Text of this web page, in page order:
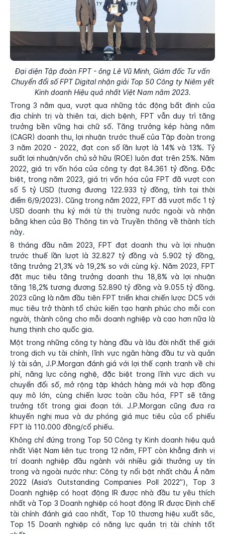
Đại diện Tập đoàn FPT - ông Lê Vũ Minh, Giám đốc Tư vấn
Chuyển đổi số FPT Digital nhận giải Top 50 Công ty Niêm yết
Kinh doanh Hiệu quả nhất Việt Nam năm 2023.
Trong 3 năm qua, vượt qua những tác động bất định của
địa chính trị và thiên tai, dịch bệnh, FPT vẫn duy trì tăng
trưởng bền vững hai chữ số. Tăng trưởng kép hàng năm
(CAGR) doanh thu, lợi nhuận trước thuế của Tập đoàn trong
3 năm 2020 - 2022, đạt con số lần lượt là 14% và 13%. Tỷ
suất lợi nhuận/vốn chủ sở hữu (ROE) luôn đạt trên 25%. Năm
2022, giá trị vốn hóa của công ty đạt 84.361 tỷ đồng. Đặc
biệt, trong năm 2023, giá trị vốn hóa của FPT đã vượt con
số 5 tỷ USD (tương đương 122.933 tỷ đồng, tính tại thời
điểm 6/9/2023). Cũng trong năm 2022, FPT đã vượt mốc 1 tỷ
USD doanh thu ký mới từ thị trường nước ngoài và nhận
bằng khen của Bộ Thông tin và Truyền thông về thành tích
này.
8 tháng đầu năm 2023, FPT đạt doanh thu và lợi nhuận
trước thuế lần lượt là 32.827 tỷ đồng và 5.902 tỷ đồng,
tăng trưởng 21,3% và 19,2% so với cùng kỳ. Năm 2023, FPT
đặt mục tiêu tăng trưởng doanh thu 18,8% và lợi nhuận
tăng 18,2% tương đương 52.890 tỷ đồng và 9.055 tỷ đồng.
2023 cũng là năm đầu tiên FPT triển khai chiến lược DC5 với
mục tiêu trở thành tổ chức kiến tạo hạnh phúc cho mỗi con
người, thành công cho mỗi doanh nghiệp và cao hơn nữa là
hưng thịnh cho quốc gia.
Một trong những công ty hàng đầu và lâu đời nhất thế giới
trong dịch vụ tài chính, lĩnh vực ngân hàng đầu tư và quản
lý tài sản, J.P.Morgan đánh giá với lợi thế cạnh tranh về chi
phí, năng lực công nghệ, đặc biệt trong lĩnh vực dịch vụ
chuyển đổi số, mở rộng tập khách hàng mới và hợp đồng
quy mô lớn, cùng chiến lược toàn cầu hóa, FPT sẽ tăng
trưởng tốt trong giai đoạn tới. J.P.Morgan cũng đưa ra
khuyến nghị mua và dự phóng giá mục tiêu của cổ phiếu
FPT là 110.000 đồng/cổ phiếu.
Không chỉ đứng trong Top 50 Công ty Kinh doanh hiệu quả
nhất Việt Nam liên tục trong 12 năm, FPT còn khẳng định vị
trí doanh nghiệp đầu ngành với nhiều giải thưởng uy tín
trong và ngoài nước như: Công ty nổi bật nhất châu Á năm
2022 (Asia’s Outstanding Companies Poll 2022”), Top 3
Doanh nghiệp có hoạt động IR được nhà đầu tư yêu thích
nhất và Top 3 Doanh nghiệp có hoạt động IR được Định chế
tài chính đánh giá cao nhất, Top 10 thương hiệu xuất sắc,
Top 15 Doanh nghiệp có năng lực quản trị tài chính tốt